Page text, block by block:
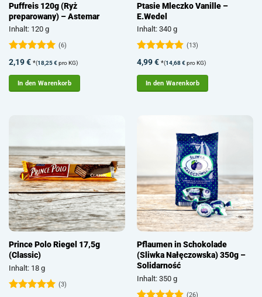
Puffreis 120g (Ryż
preparowany) – Astemar
Inhalt: 120 g
Bewertet
mit 5von
5
(6)
2,19€ *(18,25€pro KG)
In den Warenkorb
Ptasie Mleczko Vanille –
E.Wedel
Inhalt: 340 g
Bewertet
mit 4.92
von 5
(13)
4,99€ *(14,68€pro KG)
In den Warenkorb
Prince Polo Riegel 17,5g
(Classic)
Inhalt: 18 g
(3)
Pflaumen in Schokolade
(Sliwka Nałęczowska) 350g –
Solidarność
Inhalt: 350 g
(26)